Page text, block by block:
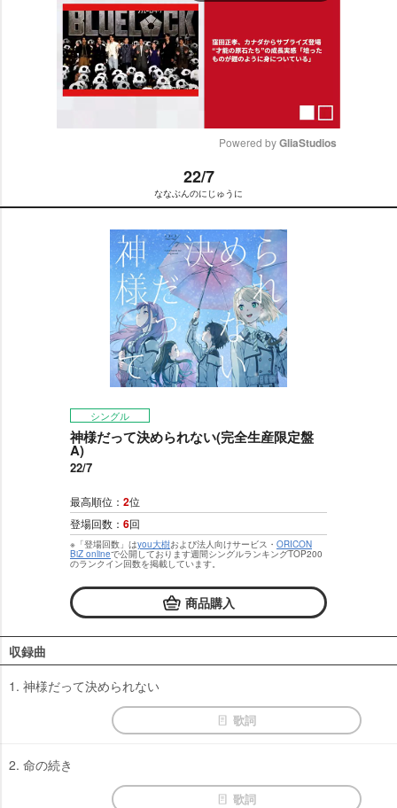
t
e
Powered by GliaStudios
22/7
ななぶんのにじゅうに
シングル
神様だって決められない(完全生産限定盤
A)
22/7
最高順位： 2位
登場回数： 6回
※「登場回数」はyou大樹および法人向けサービス・ ORICON
BiZ onlineで公開しております週間シングルランキングTOP200
のランクイン回数を掲載しています。
商品購入
収録曲
1. 神様だって決められない
歌詞
2. 命の続き
歌詞